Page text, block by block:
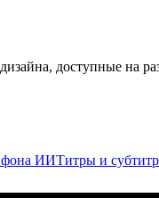
доступные на
фона ИИТитры и